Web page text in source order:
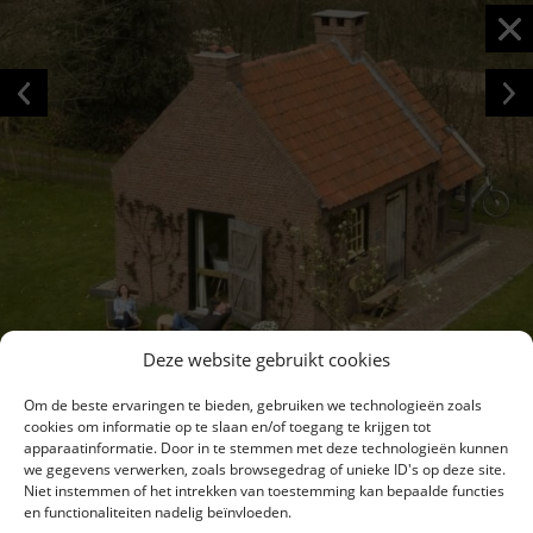
Deze website gebruikt cookies
Om de beste ervaringen te bieden, gebruiken we technologieën zoals
cookies om informatie op te slaan en/of toegang te krijgen tot
apparaatinformatie. Door in te stemmen met deze technologieën kunnen
we gegevens verwerken, zoals browsegedrag of unieke ID's op deze site.
Niet instemmen of het intrekken van toestemming kan bepaalde functies
en functionaliteiten nadelig beïnvloeden.